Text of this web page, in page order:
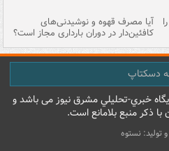
آیا مصرف قهوه و نوشیدنی‌های
کافئین‌دار در دوران بارداری مجاز است؟
دسکتاپ
خبري-تحليلي مشرق نيوز می باشد و
ذکر منبع بلامانع است.
تولید: نستوه